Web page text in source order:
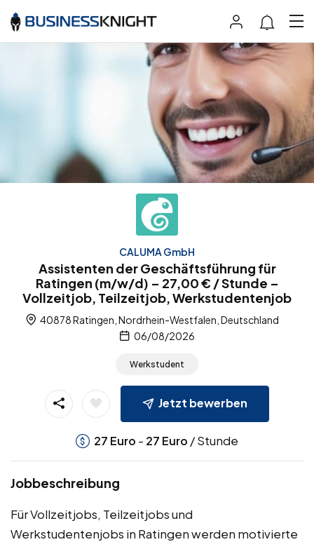
CALUMA GmbH
Assistenten der Geschäftsführung für
Ratingen (m/w/d) – 27,00 € / Stunde –
Vollzeitjob, Teilzeitjob, Werkstudentenjob
40878 Ratingen, Nordrhein-Westfalen, Deutschland
06/08/2026
Werkstudent
Jetzt bewerben
27 Euro - 27 Euro / Stunde
Jobbeschreibung
Für Vollzeitjobs, Teilzeitjobs und
Werkstudentenjobs in Ratingen werden motivierte